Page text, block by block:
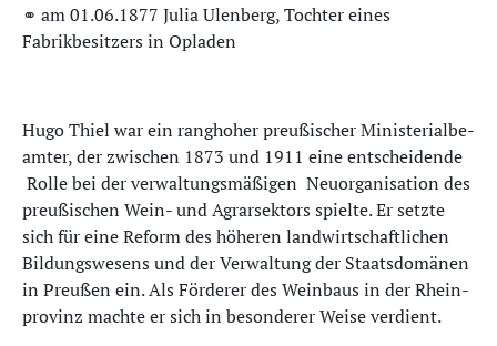
⚭ am 01.06.1877 Julia Ulenberg, Tochter eines
Fabrikbesitzers in Opladen
Hu­go Thiel war ein rang­ho­her preußischer Mi­nis­te­ri­al­be­
am­ter, der zwi­schen 1873 und 1911 ei­ne entscheidende
Rol­le bei der verwaltungsmäßigen Neu­or­ga­ni­sa­ti­on des
preußischen Wein- und Agrar­sek­tors spielte. Er setzte
sich für eine Re­form des hö­he­ren land­wirt­schaft­li­chen
Bil­dungs­we­sens und der Ver­wal­tung der Staats­do­mä­nen
in Preu­ßen ein­. Als För­de­rer des Wein­baus in der Rhein­
pro­vinz machte er sich in besonderer Weise verdient.